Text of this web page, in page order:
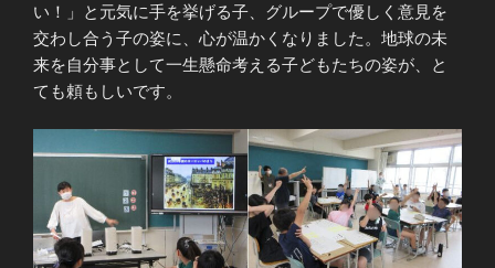
い！」と元気に手を挙げる子、グループで優しく意見を
交わし合う子の姿に、心が温かくなりました。地球の未
来を自分事として一生懸命考える子どもたちの姿が、と
ても頼もしいです。